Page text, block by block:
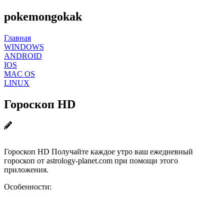
pokemongokak
Главная
WINDOWS
ANDROID
IOS
MAC OS
LINUX
Гороскоп HD
Гороскоп HD Получайте каждое утро ваш ежедневный
гороскоп от astrology-planet.com при помощи этого
приложения.
Особенности: